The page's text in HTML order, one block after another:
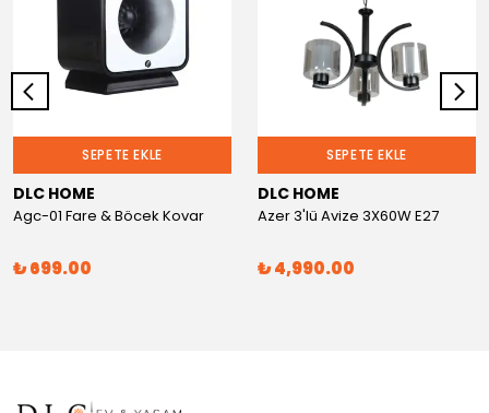
SEPETE EKLE
DLC HOME
Agc-01 Fare & Böcek Kovar
₺ 699.00
SEPETE EKLE
DLC HOME
Azer 3'lü Avize 3X60W E27
₺ 4,990.00